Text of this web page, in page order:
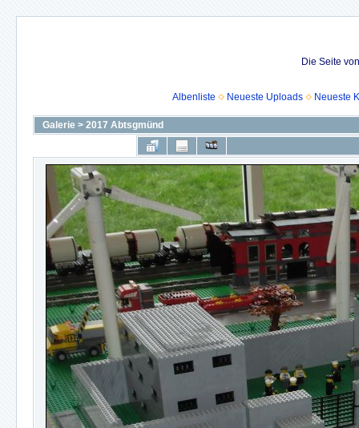
Die Seite
Albenliste Neueste Uploads Neueste
Galerie > 2017 Abtsgmünd